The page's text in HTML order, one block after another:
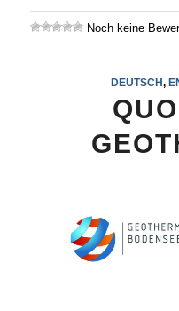
Noch keine
DEUTSCH,